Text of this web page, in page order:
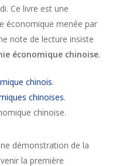
Ce livre est une
économique menée par
note de lecture insiste
économique chinoise.
chinois.
chinoises.
chinoise.
démonstration de la
la première